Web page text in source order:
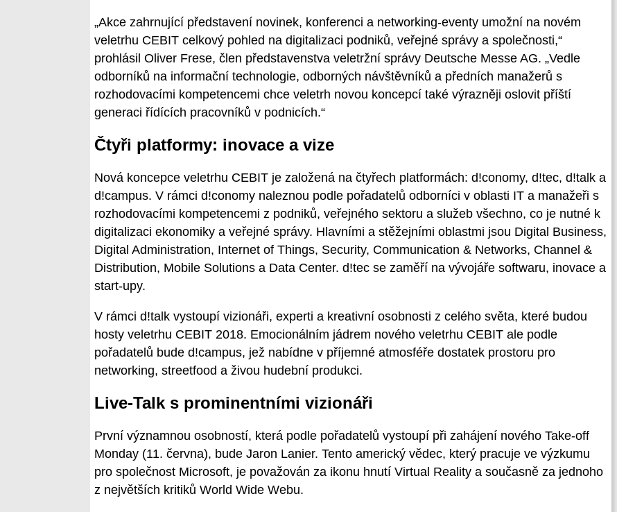
„Akce zahrnující představení novinek, konferenci a networking-eventy umožní na novém
veletrhu CEBIT celkový pohled na digitalizaci podniků, veřejné správy a společnosti,“
prohlásil Oliver Frese, člen představenstva veletržní správy Deutsche Messe AG. „Vedle
odborníků na informační technologie, odborných návštěvníků a předních manažerů s
rozhodovacími kompetencemi chce veletrh novou koncepcí také výrazněji oslovit příští
generaci řídících pracovníků v podnicích.“
Čtyři platformy: inovace a vize
Nová koncepce veletrhu CEBIT je založená na čtyřech platformách: d!conomy, d!tec, d!talk a
d!campus. V rámci d!conomy naleznou podle pořadatelů odborníci v oblasti IT a manažeři s
rozhodovacími kompetencemi z podniků, veřejného sektoru a služeb všechno, co je nutné k
digitalizaci ekonomiky a veřejné správy. Hlavními a stěžejními oblastmi jsou Digital Business,
Digital Administration, Internet of Things, Security, Communication & Networks, Channel &
Distribution, Mobile Solutions a Data Center. d!tec se zaměří na vývojáře softwaru, inovace a
start-upy.
V rámci d!talk vystoupí vizionáři, experti a kreativní osobnosti z celého světa, které budou
hosty veletrhu CEBIT 2018. Emocionálním jádrem nového veletrhu CEBIT ale podle
pořadatelů bude d!campus, jež nabídne v příjemné atmosféře dostatek prostoru pro
networking, streetfood a živou hudební produkci.
Live-Talk s prominentními vizionáři
První významnou osobností, která podle pořadatelů vystoupí při zahájení nového Take-off
Monday (11. června), bude Jaron Lanier. Tento americký vědec, který pracuje ve výzkumu
pro společnost Microsoft, je považován za ikonu hnutí Virtual Reality a současně za jednoho
z největších kritiků World Wide Webu.